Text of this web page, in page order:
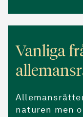
Vanliga
naturen men